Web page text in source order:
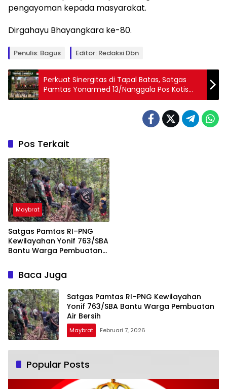
pengayoman kepada masyarakat.
Dirgahayu Bhayangkara ke-80.
Penulis: Bagus Editor: Redaksi Dbn
Perkuat Sinergitas di Tapal Batas, Satgas
Pamtas Yonarmed 13/Nanggala Pos Kotis
Gelar Olahraga Bersama dan Syukuran HUT
Pos Terkait
Maybrat
Satgas Pamtas RI–PNG
Kewilayahan Yonif 763/SBA
Bantu Warga Pembuatan
Baca Juga
Satgas Pamtas RI–PNG Kewilayahan
Yonif 763/SBA Bantu Warga Pembuatan
Air Bersih
Maybrat Februari 7, 2026
Popular Posts